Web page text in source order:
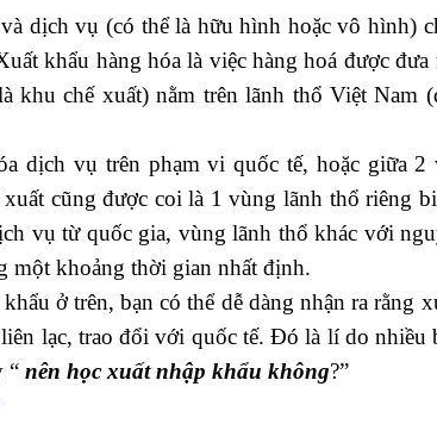
dịch vụ (có thể là hữu hình hoặc vô hình)
khẩu hàng hóa là việc hàng hoá được
khu chế xuất) nằm trên lãnh thổ Việt Nam
dịch vụ trên phạm vi quốc tế, hoặc giữa
cũng được coi là 1 vùng lãnh thổ riêng
vụ từ quốc gia, vùng lãnh thổ khác với
một khoảng thời gian nhất định.
ở trên, bạn có thể dễ dàng nhận ra rằng
lạc, trao đổi với quốc tế. Đó là lí do nhiều
“ nên học xuất nhập khẩu không?”